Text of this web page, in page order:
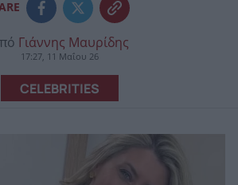
Γιάννης Μαυρίδης
17:27, 11 Μαΐου 26
CELEBRITIES